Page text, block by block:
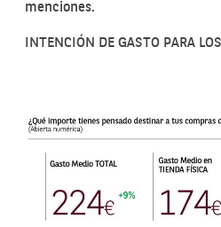
menciones.
INTENCIÓN DE GASTO PARA